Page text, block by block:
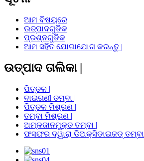
ଆମ ବିଷୟରେ
ଉତ୍ପାଦଗୁଡିକ
ପ୍ରଶ୍ନଗୁଡିକ
ଆମ ସହିତ ଯୋଗାଯୋଗ କରନ୍ତୁ |
ଉତ୍ପାଦ ତାଲିକା |
ପିତ୍ତଳ |
ବାଇଗଣୀ ତମ୍ବା |
ପିତ୍ତଳ ମିଶ୍ରଣ |
ତମ୍ବା ମିଶ୍ରଣ |
ଅମ୍ଳଜାନମୁକ୍ତ ତମ୍ବା |
ଫସଫର ଦ୍ୱାରା ଡିଅକ୍ସିଡାଇଜଡ୍ ତମ୍ବା